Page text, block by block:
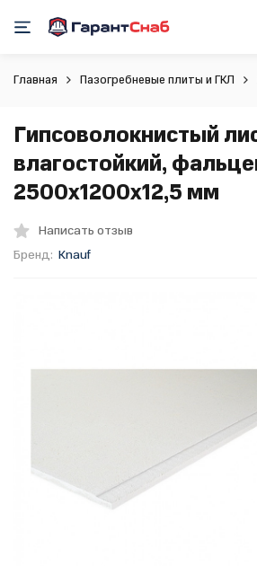
Главная Пазогребневые плиты и ГКЛ
Гипсоволокнистый
влагостойкий,
2500х1200х12,5 мм
Написать отзыв
Бренд: Knauf